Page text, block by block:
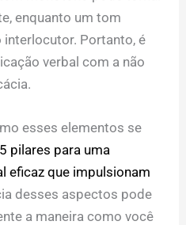
enquanto um tom
Portanto, é
verbal com a não
esses elementos se
pilares para uma
eficaz que impulsionam
desses aspectos pode
a maneira como você